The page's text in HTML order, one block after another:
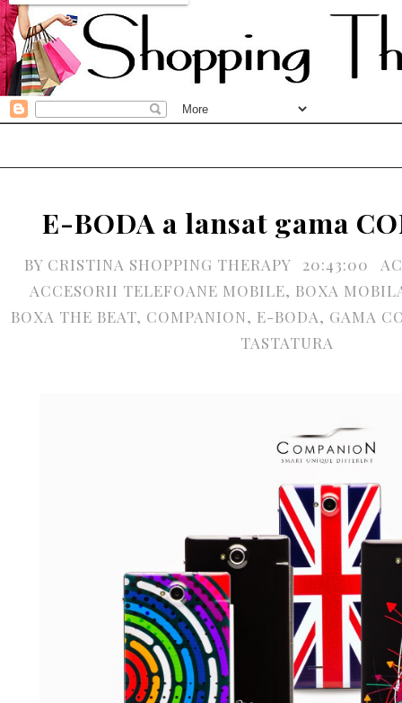
E-BODA a lansat gama
BY CRISTINA SHOPPING THERAPY 20:43:00
ACCESORII TELEFOANE MOBILE, BOXA
BOXA THE BEAT, COMPANION, E-BODA, GAMA
TASTATURA